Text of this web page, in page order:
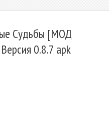
Судьбы [МОД
0.8.7 apk